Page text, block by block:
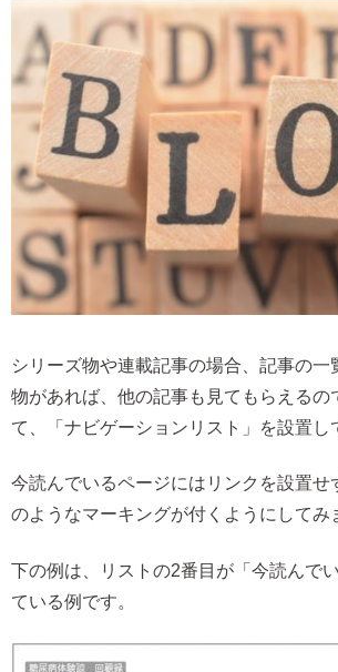
シリーズ物や連載記事の場合、記事の一
物があれば、他の記事も見てもらえるの
て、「ナビゲーションリスト」を設置し
今読んでいるページにはリンクを設置せ
のようなマーキングが付くようにしてみ
下の例は、リストの2番目が「今読んで
ている例です。